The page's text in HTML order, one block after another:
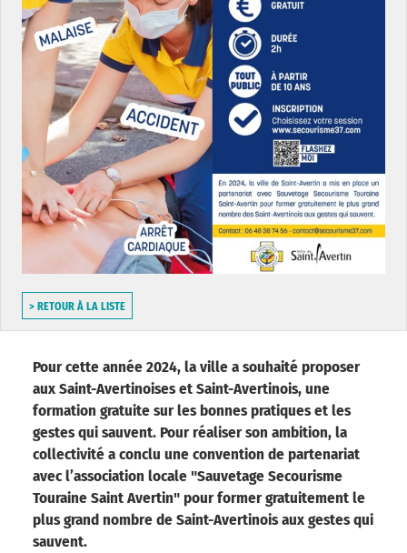
> RETOUR À LA LISTE
Pour cette année 2024, la ville a souhaité proposer
aux Saint-Avertinoises et Saint-Avertinois, une
formation gratuite sur les bonnes pratiques et les
gestes qui sauvent. Pour réaliser son ambition, la
collectivité a conclu une convention de partenariat
avec l’association locale "Sauvetage Secourisme
Touraine Saint Avertin" pour former gratuitement le
plus grand nombre de Saint-Avertinois aux gestes qui
sauvent.